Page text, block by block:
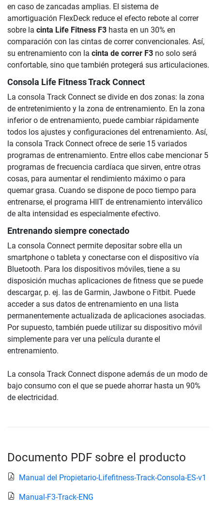
en caso de zancadas amplias. El sistema de
amortiguación FlexDeck reduce el efecto rebote al correr
sobre la cinta Life Fitness F3 hasta en un 30% en
comparación con las cintas de correr convencionales. Así,
su entrenamiento con la cinta de correr F3 no solo será
confortable, sino que también protegerá sus articulaciones.
Consola Life Fitness Track Connect
La consola Track Connect se divide en dos zonas: la zona
de entretenimiento y la zona de entrenamiento. En la zona
inferior o de entrenamiento, puede cambiar rápidamente
todos los ajustes y configuraciones del entrenamiento. Así,
la consola Track Connect ofrece de serie 15 variados
programas de entrenamiento. Entre ellos cabe mencionar 5
programas de frecuencia cardíaca que sirven, entre otras
cosas, para aumentar el rendimiento máximo o para
quemar grasa. Cuando se dispone de poco tiempo para
entrenarse, el programa HIIT de entrenamiento interválico
de alta intensidad es especialmente efectivo.
Entrenando siempre conectado
La consola Connect permite depositar sobre ella un
smartphone o tableta y conectarse con el dispositivo vía
Bluetooth. Para los dispositivos móviles, tiene a su
disposición muchas aplicaciones de fitness que se puede
descargar, p. ej. las de Garmin, Jawbone o Fitbit. Puede
acceder a sus datos de entrenamiento en una lista
permanentemente actualizada de aplicaciones asociadas.
Por supuesto, también puede utilizar su dispositivo móvil
simplemente para ver una película durante el
entrenamiento.
La consola Track Connect dispone además de un modo de
bajo consumo con el que se puede ahorrar hasta un 90%
de electricidad.
Documento PDF sobre el producto
Manual del Propietario-Lifefitness-Track-Consola-ES-v1
Manual-F3-Track-ENG